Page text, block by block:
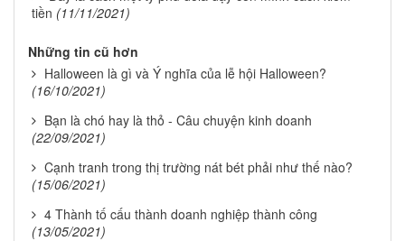
tiền (11/11/2021)
Những tin cũ hơn
Halloween là gì và Ý nghĩa của lễ hội Halloween?
(16/10/2021)
Bạn là chó hay là thỏ - Câu chuyện kinh doanh
(22/09/2021)
Cạnh tranh trong thị trường nát bét phải như thế nào?
(15/06/2021)
4 Thành tố cấu thành doanh nghiệp thành công
(13/05/2021)